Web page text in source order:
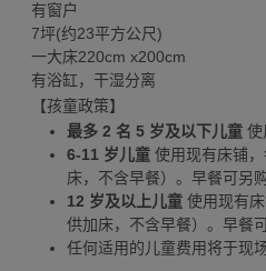
有窗户
7坪(约23平方公尺)
一大床220cm x200cm
有浴缸，干湿分离
【孩童政策】
最多 2 名 5 岁及以下儿童 使
6-11 岁儿童 使用现有床铺
床，不含早餐）。早餐可另
12 岁及以上儿童 使用现有
供加床，不含早餐）。早餐
任何适用的儿童费用将于现